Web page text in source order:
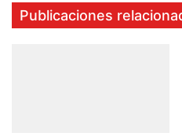
Publicaciones